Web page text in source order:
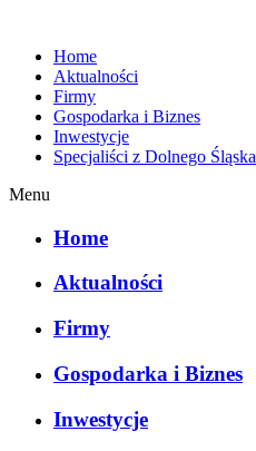
Home
Aktualności
Firmy
Gospodarka i Biznes
Inwestycje
Specjaliści z Dolnego Śląska
Menu
Home
Aktualności
Firmy
Gospodarka i Biznes
Inwestycje